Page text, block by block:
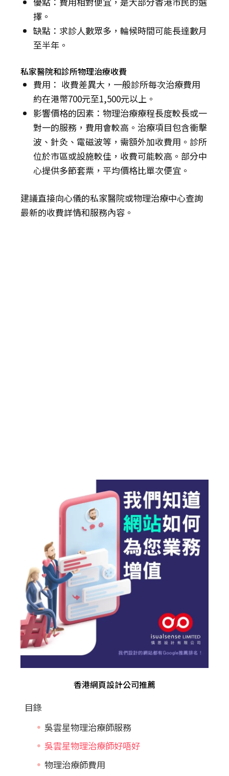
擇。
缺點：求診人數眾多，輪候時間可能長達數月
至半年。
私家醫院和診所物理治療收費
費用： 收費差異大，一般診所每次治療費用
約在港幣700元至1,500元以上。
影響價格的因素：物理治療療程長度較長或一
對一的服務，費用會較高。治療項目包含衝擊
波、針灸、電磁波等，需額外加收費用。診所
位於市區或設施較佳，收費可能較高。部分中
心提供多節套票，平均價格比單次便宜。
建議直接向心儀的私家醫院或物理治療中心查詢
最新的收費詳情和服務內容。
香港網頁設計公司推薦
目錄
吳雲星物理治療師服務
吳雲星物理治療師好唔好
物理治療師費用